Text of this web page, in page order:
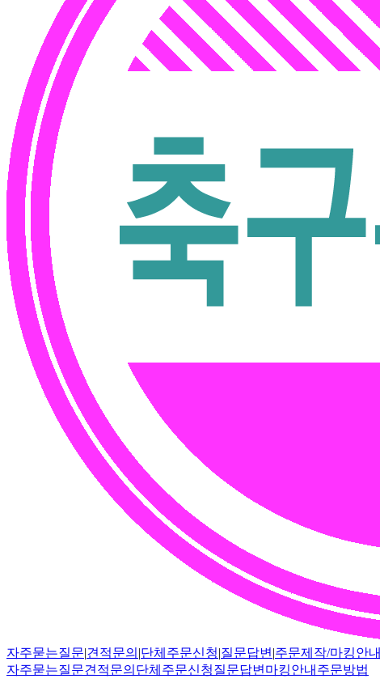
자주묻는질문|견적문의 |단체주문신청|질문답변 |주문제작/마킹안내
자주묻는질문견적문의 단체주문신청질문답변 마킹안내 주문방법